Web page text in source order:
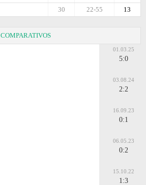
13
22-55
30
COMPARATIVOS
01.03.25
5:0
03.08.24
2:2
16.09.23
0:1
06.05.23
0:2
15.10.22
1:3